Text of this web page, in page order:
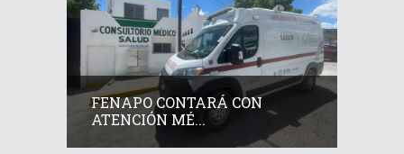
FENAPO CONTARÁ CON
ATENCIÓN MÉ...